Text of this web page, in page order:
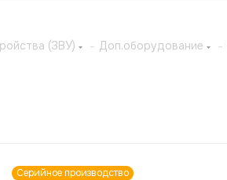
(ЗВУ) - Доп.оборудование -
Серийное производство